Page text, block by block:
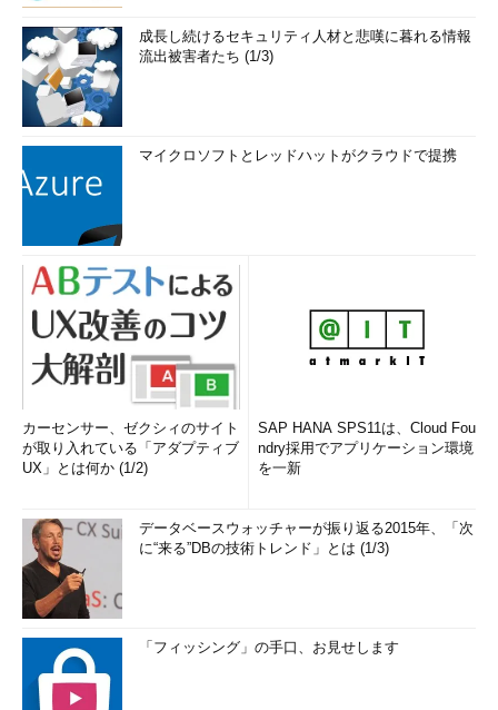
成長し続けるセキュリティ人材と悲嘆に暮れる情報
流出被害者たち (1/3)
マイクロソフトとレッドハットがクラウドで提携
カーセンサー、ゼクシィのサイト
が取り入れている「アダプティブ
UX」とは何か (1/2)
SAP HANA SPS11は、Cloud Fou
ndry採用でアプリケーション環境
を一新
データベースウォッチャーが振り返る2015年、「次
に“来る”DBの技術トレンド」とは (1/3)
「フィッシング」の手口、お見せします